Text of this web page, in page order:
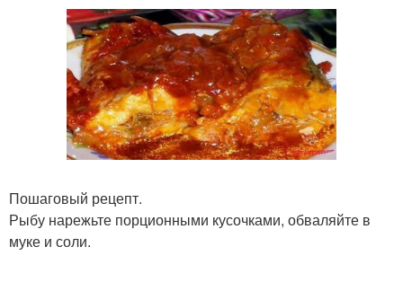
Пошаговый рецепт.
Рыбу нарежьте порционными кусочками, обваляйте в
муке и соли.